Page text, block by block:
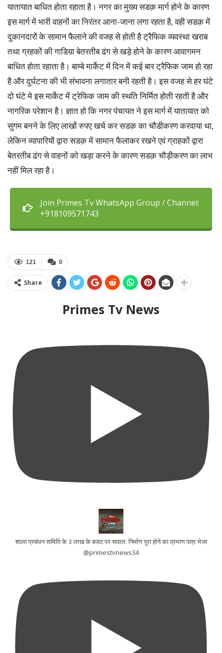
यातायात बाधित होता रहाता है। नगर का मुख्य सडक़ मार्ग होने के कारण
इस मार्ग में भारी वाहनों का निरंतर आना-जाना लगा रहता है, वही सडक़ में
दुकानदारों के सामान फैलाने की वजह से होती है ट्रैफिक व्यवस्था खराब
तथा ग्रहकों की गाडिय़ा बेतरतीब ढंग से खड़े होने के कारण आवागमन
बाधित होता रहाता है। बाम्बे मार्केट में दिन में कई बार ट्रैफिक जाम हो रहा
है और दुर्घटना की भी संभावना लगातार बनी रहती है। इस वजह से हर घंटे
दो घंटे मे इस मार्केट में ट्रेफिक जाम की स्थति निर्मित होती रहती है और
नागरिक परेशान है। ज्ञात हो कि नगर पंचायत ने इस मार्ग में यातायात को
सुगम बनने के लिए लाखों रुपए खर्च कर सडक़ का चौडीकरण करवाया था,
लेकिन व्यापारियों द्वारा सडक़ में सामान फैलाकर रखने एवं ग्राहकों द्वारा
बेतरतीब ढंग से वाहनों को खड़ा करने के कारण सडक़ चौड़ीकरण का लाभ
नहीं मिल रहा है।
Join Primes Tv WhatsApp Group / Channel:
+918109571743
0
121
Share
Primes Tv News
शाला प्रबंधन समिति के 3 लाख के बजट पर सवाल: निर्माण पूरा होने का प्रमाण पत्र भेजा
@primestvnews34